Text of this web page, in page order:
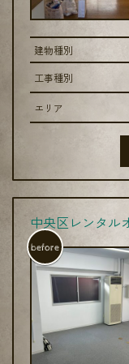
建物種別
工事種別
エリア
中央区レンタル
before